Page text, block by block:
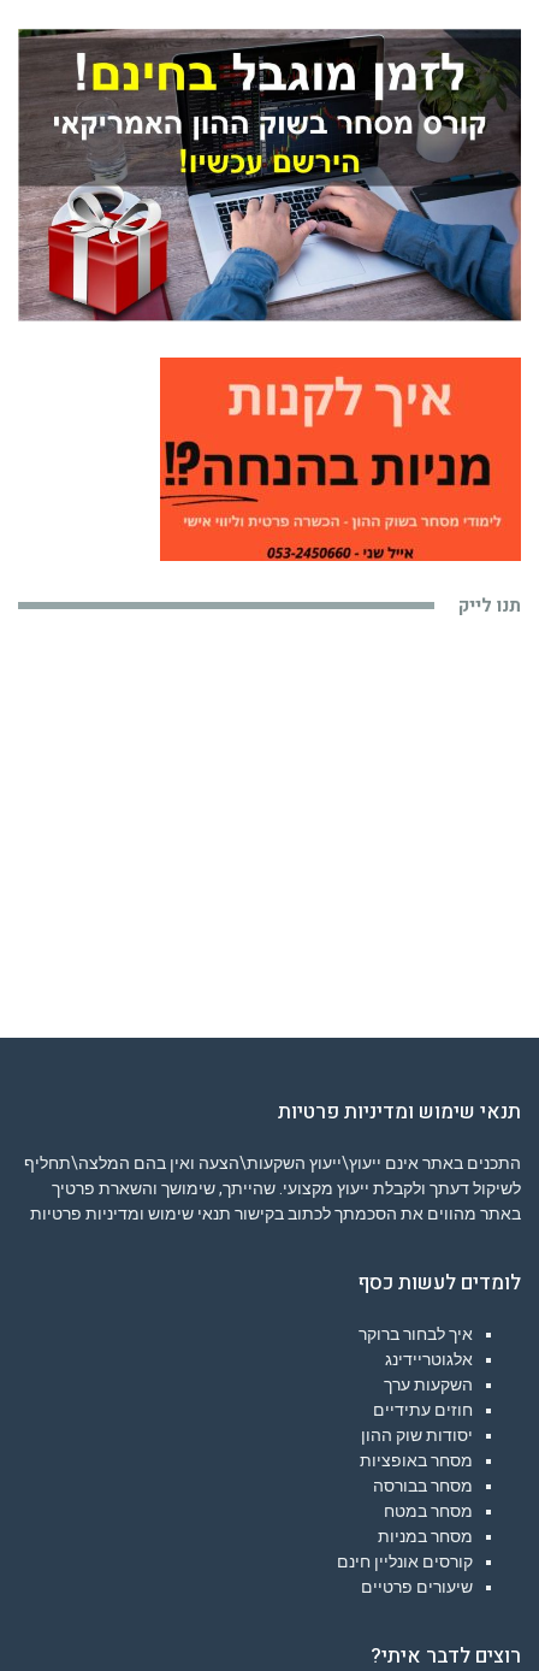
תנו לייק
תנאי שימוש ומדיניות פרטיות
התכנים באתר אינם ייעוץ\ייעוץ השקעות\הצעה ואין בהם המלצה\תחליף
לשיקול דעתך ולקבלת ייעוץ מקצועי. שהייתך, שימושך והשארת פרטיך
באתר מהווים את הסכמתך לכתוב בקישור תנאי שימוש ומדיניות פרטיות
לומדים לעשות כסף
איך לבחור ברוקר
אלגוטריידינג
השקעות ערך
חוזים עתידיים
יסודות שוק ההון
מסחר באופציות
מסחר בבורסה
מסחר במטח
מסחר במניות
קורסים אונליין חינם
שיעורים פרטיים
רוצים לדבר איתי?